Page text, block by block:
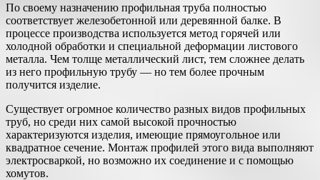
По своему назначению профильная труба полностью
соответствует железобетонной или деревянной балке. В
процессе производства используется метод горячей или
холодной обработки и специальной деформации листового
металла. Чем толще металлический лист, тем сложнее делать
из него профильную трубу — но тем более прочным
получится изделие.
Существует огромное количество разных видов профильных
труб, но среди них самой высокой прочностью
характеризуются изделия, имеющие прямоугольное или
квадратное сечение. Монтаж профилей этого вида выполняют
электросваркой, но возможно их соединение и с помощью
хомутов.